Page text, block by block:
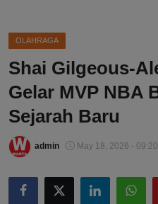
OLAHRAGA
Shai Gilgeous-
Gelar MVP NBA
Sejarah Baru
admin May 18, 2026 - 09:20